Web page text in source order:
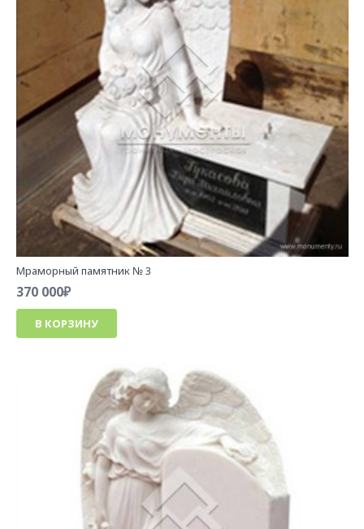
Мраморный памятник № 3
370 000₽
В КОРЗИНУ